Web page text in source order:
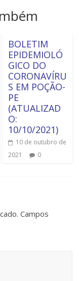
BOLETIM
EPIDEMIOLÓ
GICO DO
CORONAVÍRU
S EM POÇÃO-
PE
(ATUALIZAD
O:
10/10/2021)
10 de outubro de
2021
0
Campos